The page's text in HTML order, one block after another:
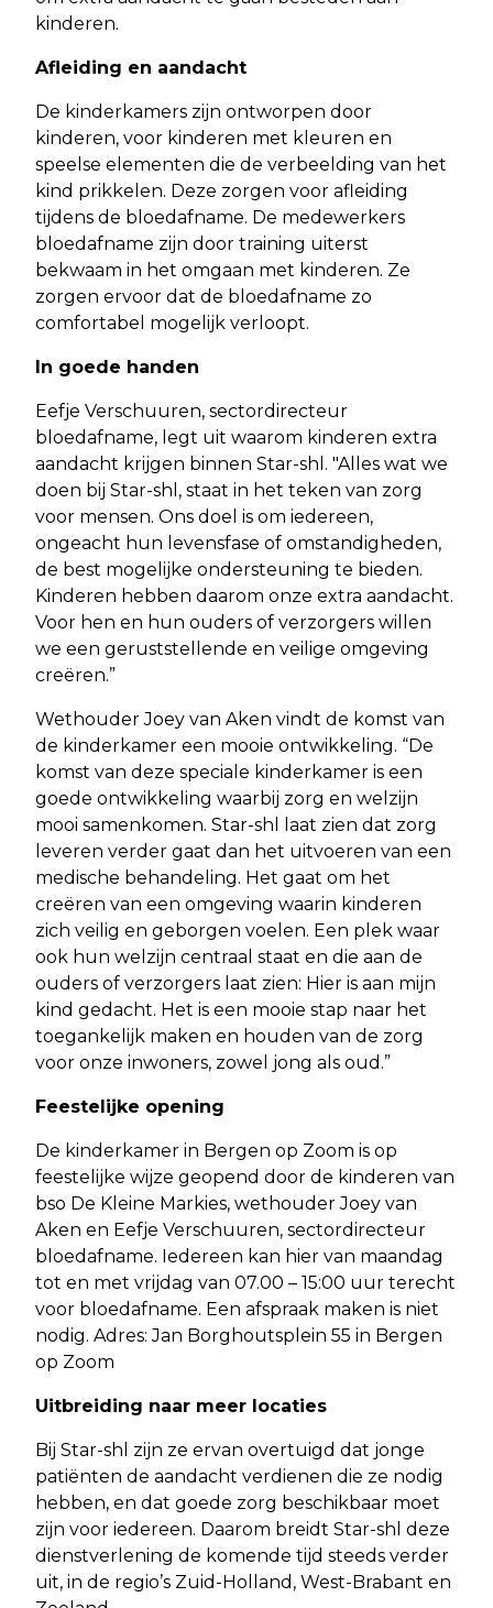
kinderen.
Afleiding en aandacht
De kinderkamers zijn ontworpen door
kinderen, voor kinderen met kleuren en
speelse elementen die de verbeelding van het
kind prikkelen. Deze zorgen voor afleiding
tijdens de bloedafname. De medewerkers
bloedafname zijn door training uiterst
bekwaam in het omgaan met kinderen. Ze
zorgen ervoor dat de bloedafname zo
comfortabel mogelijk verloopt.
In goede handen
Eefje Verschuuren, sectordirecteur
bloedafname, legt uit waarom kinderen extra
aandacht krijgen binnen Star-shl. "Alles wat we
doen bij Star-shl, staat in het teken van zorg
voor mensen. Ons doel is om iedereen,
ongeacht hun levensfase of omstandigheden,
de best mogelijke ondersteuning te bieden.
Kinderen hebben daarom onze extra aandacht.
Voor hen en hun ouders of verzorgers willen
we een geruststellende en veilige omgeving
creëren.”
Wethouder Joey van Aken vindt de komst van
de kinderkamer een mooie ontwikkeling. “De
komst van deze speciale kinderkamer is een
goede ontwikkeling waarbij zorg en welzijn
mooi samenkomen. Star-shl laat zien dat zorg
leveren verder gaat dan het uitvoeren van een
medische behandeling. Het gaat om het
creëren van een omgeving waarin kinderen
zich veilig en geborgen voelen. Een plek waar
ook hun welzijn centraal staat en die aan de
ouders of verzorgers laat zien: Hier is aan mijn
kind gedacht. Het is een mooie stap naar het
toegankelijk maken en houden van de zorg
voor onze inwoners, zowel jong als oud.”
Feestelijke opening
De kinderkamer in Bergen op Zoom is op
feestelijke wijze geopend door de kinderen van
bso De Kleine Markies, wethouder Joey van
Aken en Eefje Verschuuren, sectordirecteur
bloedafname. Iedereen kan hier van maandag
tot en met vrijdag van 07.00 – 15:00 uur terecht
voor bloedafname. Een afspraak maken is niet
nodig. Adres: Jan Borghoutsplein 55 in Bergen
op Zoom
Uitbreiding naar meer locaties
Bij Star-shl zijn ze ervan overtuigd dat jonge
patiënten de aandacht verdienen die ze nodig
hebben, en dat goede zorg beschikbaar moet
zijn voor iedereen. Daarom breidt Star-shl deze
dienstverlening de komende tijd steeds verder
uit, in de regio’s Zuid-Holland, West-Brabant en